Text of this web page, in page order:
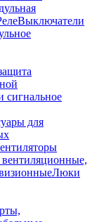
Выключатели
для
Люки